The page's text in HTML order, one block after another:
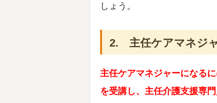
しょう。
2. 主任ケアマネジ
主任ケアマネジャーになる
を受講し、主任介護支援専